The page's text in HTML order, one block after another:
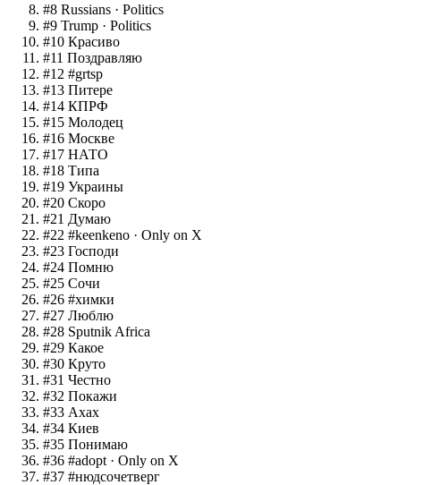
#8 Russians · Politics
#9 Trump · Politics
#10 Красиво
#11 Поздравляю
#12 #grtsp
#13 Питере
#14 КПРФ
#15 Молодец
#16 Москве
#17 НАТО
#18 Типа
#19 Украины
#20 Скоро
#21 Думаю
#22 #keenkeno · Only on X
#23 Господи
#24 Помню
#25 Сочи
#26 #химки
#27 Люблю
#28 Sputnik Africa
#29 Какое
#30 Круто
#31 Честно
#32 Покажи
#33 Ахах
#34 Киев
#35 Понимаю
#36 #adopt · Only on X
#37 #нюдсочетверг